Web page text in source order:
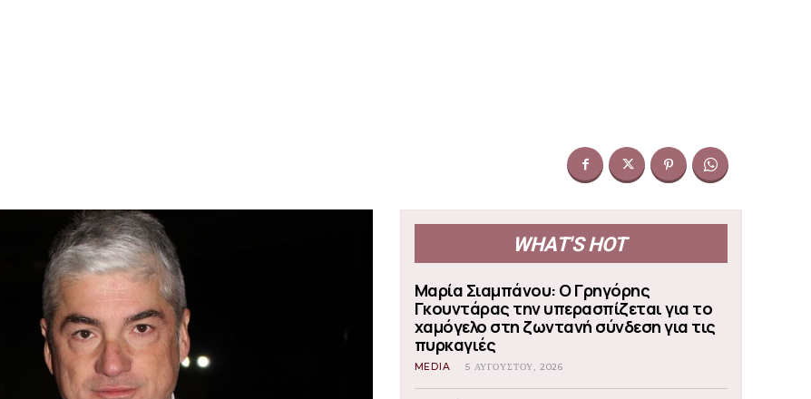
WHAT'S HOT
Μαρία Σιαμπάνου: Ο Γρηγόρης
Γκουντάρας την υπερασπίζεται για το
χαμόγελο στη ζωντανή σύνδεση για τις
πυρκαγιές
MEDIA 5 ΑΥΓΟΎΣΤΟΥ, 2026